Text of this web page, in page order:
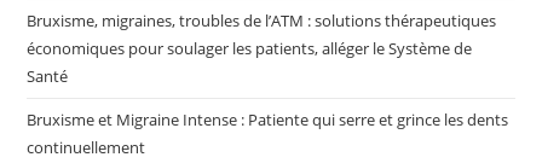
Bruxisme, migraines, troubles de l’ATM : solutions thérapeutiques
économiques pour soulager les patients, alléger le Système de
Santé
Bruxisme et Migraine Intense : Patiente qui serre et grince les dents
continuellement